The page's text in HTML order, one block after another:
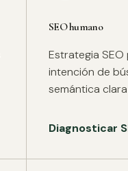
SEO humano
Estrategia
intención de
semántica
Diagnosticar